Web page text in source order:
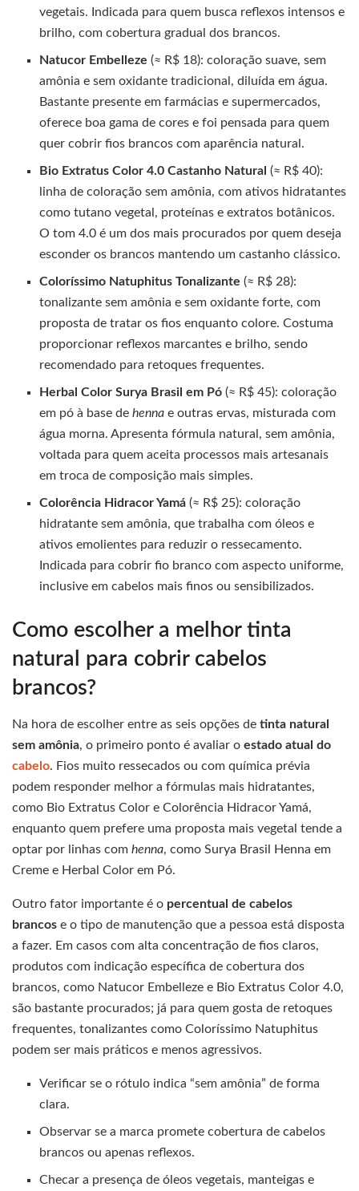
vegetais. Indicada para quem busca reflexos intensos e
brilho, com cobertura gradual dos brancos.
Natucor Embelleze (≈ R$ 18): coloração suave, sem
amônia e sem oxidante tradicional, diluída em água.
Bastante presente em farmácias e supermercados,
oferece boa gama de cores e foi pensada para quem
quer cobrir fios brancos com aparência natural.
Bio Extratus Color 4.0 Castanho Natural (≈ R$ 40):
linha de coloração sem amônia, com ativos hidratantes
como tutano vegetal, proteínas e extratos botânicos.
O tom 4.0 é um dos mais procurados por quem deseja
esconder os brancos mantendo um castanho clássico.
Coloríssimo Natuphitus Tonalizante (≈ R$ 28):
tonalizante sem amônia e sem oxidante forte, com
proposta de tratar os fios enquanto colore. Costuma
proporcionar reflexos marcantes e brilho, sendo
recomendado para retoques frequentes.
Herbal Color Surya Brasil em Pó (≈ R$ 45): coloração
em pó à base dehenna e outras ervas, misturada com
água morna. Apresenta fórmula natural, sem amônia,
voltada para quem aceita processos mais artesanais
em troca de composição mais simples.
Colorência Hidracor Yamá (≈ R$ 25): coloração
hidratante sem amônia, que trabalha com óleos e
ativos emolientes para reduzir o ressecamento.
Indicada para cobrir fio branco com aspecto uniforme,
inclusive em cabelos mais finos ou sensibilizados.
Como escolher a melhor tinta
natural para cobrir cabelos
brancos?
Na hora de escolher entre as seis opções de tinta natural
sem amônia, o primeiro ponto é avaliar o estado atual do
cabelo. Fios muito ressecados ou com química prévia
podem responder melhor a fórmulas mais hidratantes,
como Bio Extratus Color e Colorência Hidracor Yamá,
enquanto quem prefere uma proposta mais vegetal tende a
optar por linhas com henna, como Surya Brasil Henna em
Creme e Herbal Color em Pó.
Outro fator importante é o percentual de cabelos
brancos e o tipo de manutenção que a pessoa está disposta
a fazer. Em casos com alta concentração de fios claros,
produtos com indicação específica de cobertura dos
brancos, como Natucor Embelleze e Bio Extratus Color 4.0,
são bastante procurados; já para quem gosta de retoques
frequentes, tonalizantes como Coloríssimo Natuphitus
podem ser mais práticos e menos agressivos.
Verificar se o rótulo indica “sem amônia” de forma
clara.
Observar se a marca promete cobertura de cabelos
brancos ou apenas reflexos.
Checar a presença de óleos vegetais, manteigas e